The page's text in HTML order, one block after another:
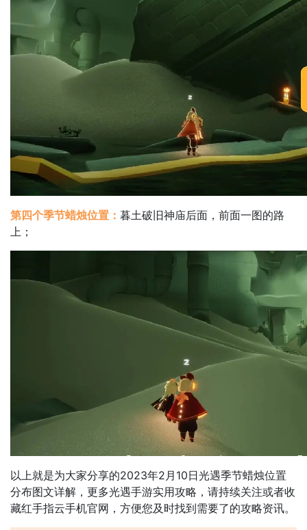
第四个季节蜡烛位置： 暮土破旧神庙后面，前面一图的路
上；
以上就是为大家分享的2023年2月10日光遇季节蜡烛位置
分布图文详解，更多光遇手游实用攻略，请持续关注或者收
藏红手指云手机官网，方便您及时找到需要了的攻略资讯。